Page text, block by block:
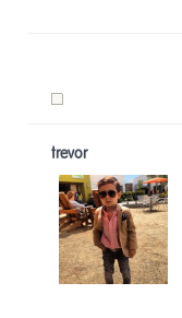
trevor